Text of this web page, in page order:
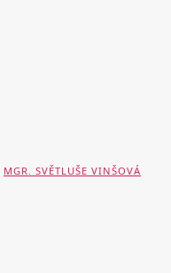
MGR. SVĚTLUŠE VINŠOVÁ